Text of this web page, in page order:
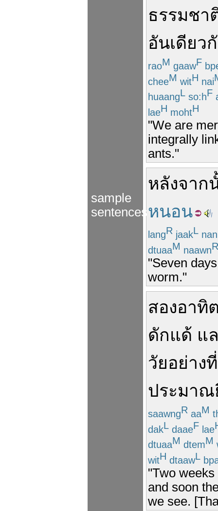
sample
sentences
ธรรมชา
อันเดียว
raoM gaawF
cheeM witH nai
huaangL so:hF
laeH mohtH
"We are
integrally
ants."
หลังจาก
หนอน
langR jaakL nan
dtuaaM naawnR
"Seven
worm."
สองอาทิ
ดักแด้ แ
วัยอย่างที่
ประมาณ
saawngR aaM
dakL daaeF lae
dtuaaM dtemM
witH dtaawL
"Two
and soon
we see.